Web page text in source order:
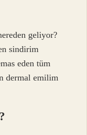
geliyor?
sindirim
eden tüm
dermal emilim